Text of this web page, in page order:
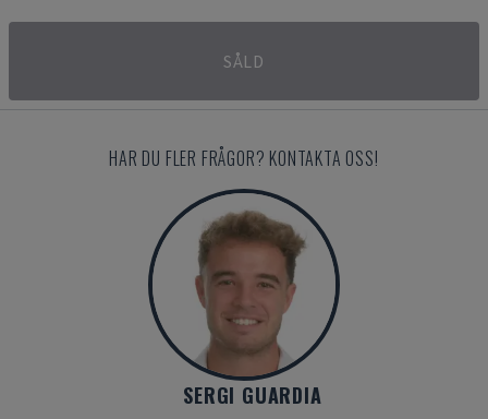
SÅLD
HAR DU FLER FRÅGOR? KONTAKTA OSS!
SERGI GUARDIA